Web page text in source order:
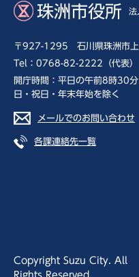
珠洲市役所
〒927-1295 石川県珠洲市上
Tel：0768-82-2222（代表
開庁時間：平日の午前8時30
日・祝日・年末年始を除く
メールでのお問い合わせ
各課連絡先一覧
Copyright Suzu City. All
Rights Reserved.